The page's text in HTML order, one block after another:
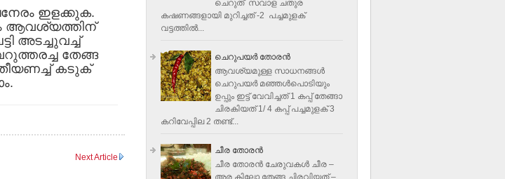
ഇളക്കുക.
ആവശ്യത്തിന്
അടച്ചുവച്ച്
തേങ്ങ
തീയണച്ച് കടുക്
Next Article
ചെറുത് സവാള ചതുര
കഷണങ്ങളായി മുറിച്ചത് -2 പച്ചമുളക്
വട്ടത്തില്‍...
ചെറുപയർ തോരൻ
ആവശ്യമുള്ള സാധനങ്ങൾ
ചെറുപയർ മഞ്ഞൾപൊടിയും
ഉപ്പും ഇട്ട് വേവിച്ചത് 1 കപ്പ് തേങ്ങാ
ചിരകിയത് 1/ 4 കപ്പ് പച്ചമുളക് 3
കറിവേപ്പില 2 തണ്ട്...
ചീര തോരന്‍
ചീര തോരന്‍ ചേരുവകള്‍ ചീര –
അര കിലോ തേങ്ങ ചിരവിയത് –